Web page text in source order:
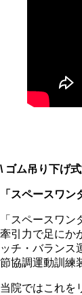
\ ゴム吊り下げ
「スペースワン
「スペースワ
牽引力で足にか
ッチ・バランス
節協調運動訓練
当院ではこれを